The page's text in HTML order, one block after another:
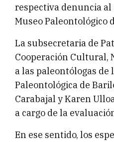
respectiva denuncia
Museo Paleontológico
La subsecretaria de
Cooperación Cultural,
a las paleontólogas de
Paleontológica de
Carabajal y Karen
a cargo de la
En ese sentido, los